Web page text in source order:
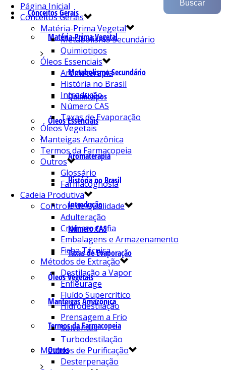
Conceitos Gerais
Matéria-Prima Vegetal
Metabolismo Secundário
Quimiotipos
Óleos Essenciais
Aromaterapia
História no Brasil
Introdução
Número CAS
Taxas de Evaporação
Óleos Vegetais
Manteigas Amazônica
Termos da Farmacopeia
Outros
Página Inicial
Conceitos Gerais
Matéria-Prima Vegetal
Metabolismo Secundário
Quimiotipos
Óleos Essenciais
Aromaterapia
História no Brasil
Introdução
Número CAS
Taxas de Evaporação
Óleos Vegetais
Manteigas Amazônica
Termos da Farmacopeia
Outros
Glossário
Farmacognosia
Cadeia Produtiva
Controle de Qualidade
Adulteração
Cromatografia
Embalagens e Armazenamento
Ficha Técnica
Métodos de Extração
Destilação a Vapor
Enfleurage
Fluído Supercrítico
Hidrodestilação
Prensagem a Frio
Solventes
Turbodestilação
Métodos de Purificação
Desterpenação